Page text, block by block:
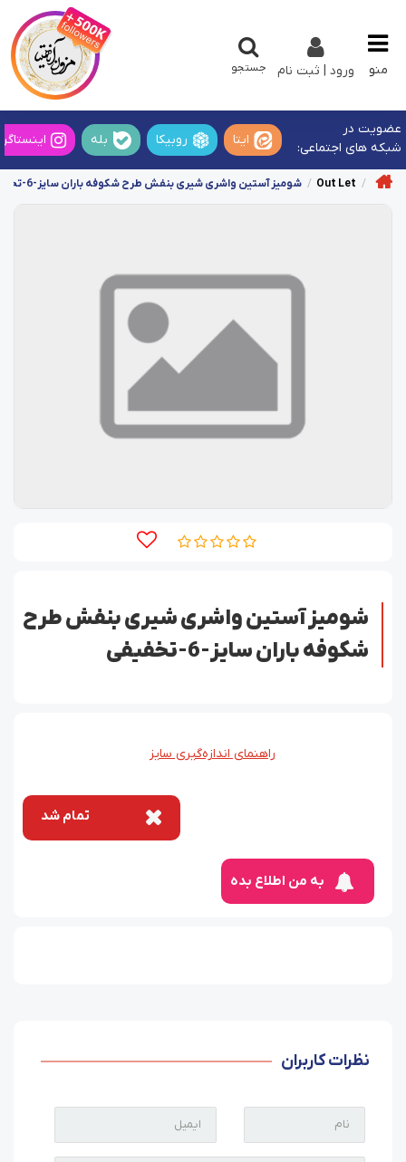
منو ورود | ثبت نام جستجو
عضویت در
شبکه های اجتماعی:
ایتا روبیکا بله
Out Let شومیز آستین واشری شیری بنفش طرح شکوفه باران سایز-6-تخفیفی
شومیز آستین واشری شیری بنفش طرح
شکوفه باران سایز-6-تخفیفی
راهنمای اندازه‌گیری سایز
تمام شد
به من اطلاع بده
نظرات کاربران